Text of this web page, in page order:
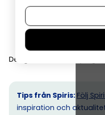
föreslå
matcha
bokföra
Det gör arbetet betydligt
Tips från Spiris: Följ
inspiration och
Om du vill ändra